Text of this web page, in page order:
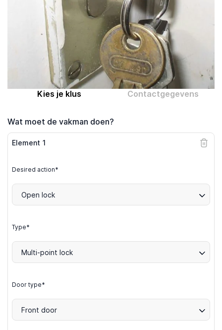
Over MrFix
Log in als vakman
Kies je klus Contactgegevens
Wat moet de vakman doen?
Element 1
Desired action*
Open lock
Type*
Multi-point lock
Door type*
Front door